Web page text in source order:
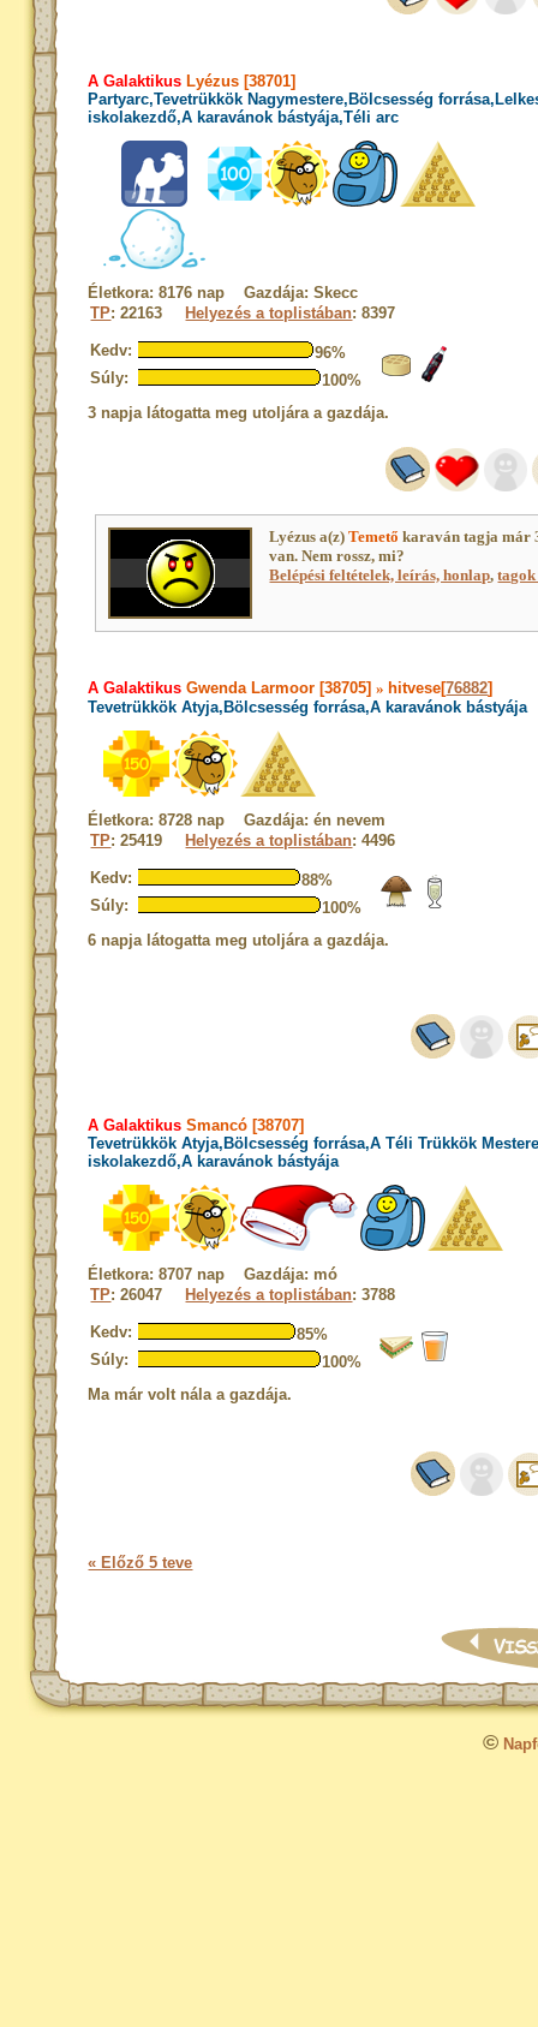
A Galaktikus Lyézus [38701]
Partyarc,Tevetrükkök Nagymestere,Bölcsesség
iskolakezdő,A karavánok bástyája,Téli arc
Életkora: 8176 nap Gazdája: Skecc
TP: 22163 Helyezés a toplistában: 8397
Kedv:
96%
Súly:
100%
3 napja látogatta meg utoljára a gazdája.
Lyézus a(z)Temető karaván tagja már
van. Nem rossz, mi?
Belépési feltételek, leírás, honlap,
A Galaktikus Gwenda Larmoor [38705]» hitvese[76882]
Tevetrükkök Atyja,Bölcsesség forrása,A karavánok bástyája
Életkora: 8728 nap Gazdája: én nevem
TP: 25419 Helyezés a toplistában: 4496
Kedv:
88%
Súly:
100%
6 napja látogatta meg utoljára a gazdája.
A Galaktikus Smancó [38707]
Tevetrükkök Atyja,Bölcsesség forrása,A Téli Trükkök
iskolakezdő,A karavánok bástyája
Életkora: 8707 nap Gazdája: mó
TP: 26047 Helyezés a toplistában: 3788
Kedv:
85%
Súly:
100%
Ma már volt nála a gazdája.
« Előző 5 teve
©